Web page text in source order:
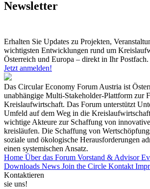
Newsletter
Erhalten Sie Updates zu Projekten,
wichtigsten Entwicklungen rund um
Österreich und Europa – direkt in Ihr Postfach.
Jetzt anmelden!
Das Circular Economy Forum Austria ist
unabhängige Multi-Stakeholder-Plattform zur
Kreislaufwirtschaft. Das Forum unterstützt
Umfeld auf dem Weg in die
wichtige Akteure zur Schaffung von
kreisläufen. Die Schaffung von
soziale und ökologische Herausforderungen
einen systemischen Ansatz.
Home Über das Forum Vorstand & Advisor
Downloads News Join the Circle Kontakt
Kontaktieren
sie uns!